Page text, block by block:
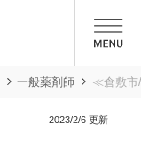
一般薬剤師 ≪倉敷市
2023/2/6 更新